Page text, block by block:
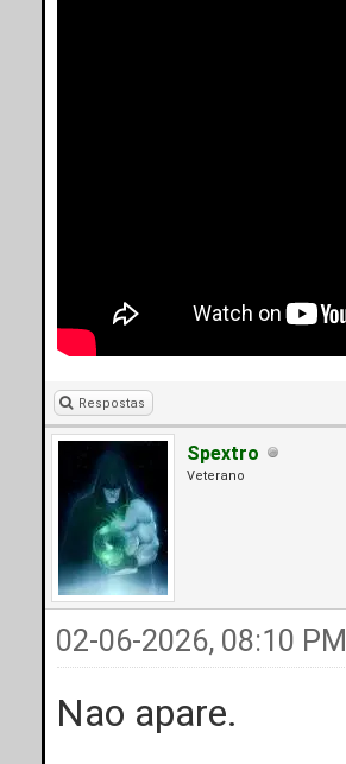
Respostas
Spextro
Veterano
02-06-2026, 08:10 PM
Nao apare.